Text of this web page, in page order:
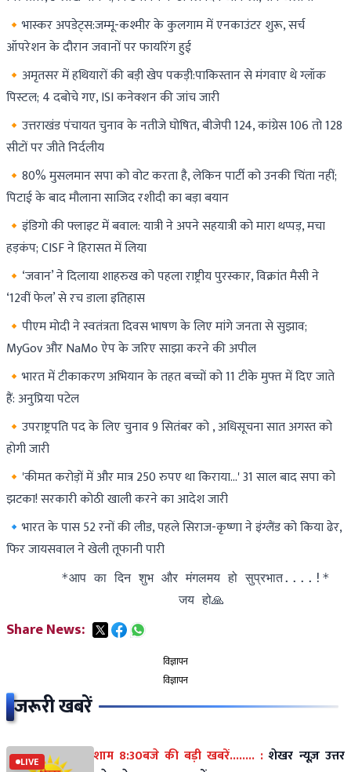
🔸भास्कर अपडेट्स:जम्मू-कश्मीर के कुलगाम में एनकाउंटर शुरू, सर्च
ऑपरेशन के दौरान जवानों पर फायरिंग हुई
🔸​अमृतसर में हथियारों की बड़ी खेप पकड़ी:पाकिस्तान से मंगवाए थे ग्लॉक
पिस्टल; 4 दबोचे गए, ISI कनेक्शन की जांच जारी
🔸उत्तराखंड पंचायत चुनाव के नतीजे घोषित, बीजेपी 124, कांग्रेस 106 तो 128
सीटों पर जीते निर्दलीय
🔸​​80% मुसलमान सपा को वोट करता है, लेकिन पार्टी को उनकी चिंता नहीं;
पिटाई के बाद मौलाना साजिद रशीदी का बड़ा बयान
🔸​इंडिगो की फ्लाइट में बवाल: यात्री ने अपने सहयात्री को मारा थप्पड़, मचा
हड़कंप; CISF ने हिरासत में लिया
🔸​​​‘जवान’ ने दिलाया शाहरुख को पहला राष्ट्रीय पुरस्कार, विक्रांत मैसी ने
‘12वीं फेल’ से रच डाला इतिहास
🔸​​​​​​पीएम मोदी ने स्वतंत्रता दिवस भाषण के लिए मांगे जनता से सुझाव;
MyGov और NaMo ऐप के जरिए साझा करने की अपील
🔸​​​भारत में टीकाकरण अभियान के तहत बच्चों को 11 टीके मुफ्त में दिए जाते
हैं: अनुप्रिया पटेल
🔸उपराष्ट्रपति पद के लिए चुनाव 9 सितंबर को , अधिसूचना सात अगस्त को
होगी जारी
🔸'कीमत करोड़ों में और मात्र 250 रुपए था किराया…' 31 साल बाद सपा को
झटका! सरकारी कोठी खाली करने का आदेश जारी
🔹भारत के पास 52 रनों की लीड, पहले सिराज-कृष्णा ने इंग्लैंड को किया ढेर,
फिर जायसवाल ने खेली तूफानी पारी
       *आप का दिन शुभ और मंगलमय हो सुप्रभात....!*
                      जय हो🙏
Share News:
विज्ञापन
विज्ञापन
जरूरी खबरें
LIVE शाम 8:30बजे की बड़ी खबरें........ : शेखर न्यूज़ उत्तर